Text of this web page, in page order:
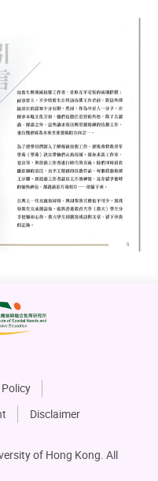
Disclaimer
of Hong Kong. All